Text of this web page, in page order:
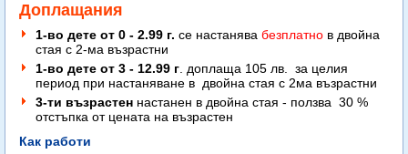
Доплащания
1-во дете от 0 - 2.99 г. се настанява безплатно в двойна
стая с 2-ма възрастни
1-во дете от 3 - 12.99 г . доплаща 105 лв. за целия
период при настаняване в двойна стая с 2ма възрастни
3-ти възрастен настанен в двойна стая - ползва 30 %
отстъпка от цената на възрастен
Как работи